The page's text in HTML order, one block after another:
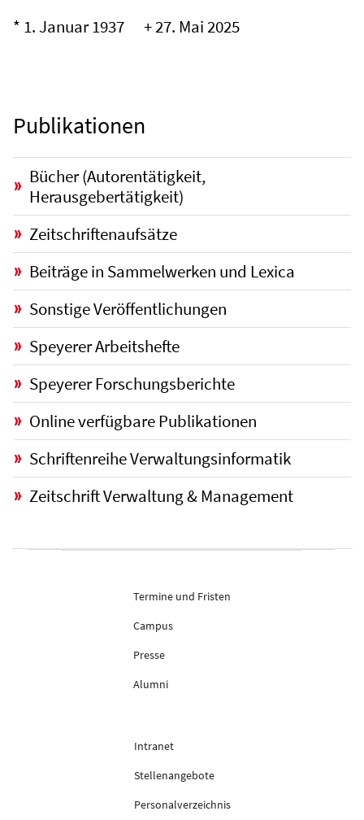
* 1. Januar 1937 + 27. Mai 2025
Publikationen
Bücher (Autorentätigkeit,
Herausgebertätigkeit)
Zeitschriftenaufsätze
Beiträge in Sammelwerken und Lexica
Sonstige Veröffentlichungen
Speyerer Arbeitshefte
Speyerer Forschungsberichte
Online verfügbare Publikationen
Schriftenreihe Verwaltungsinformatik
Zeitschrift Verwaltung & Management
Termine und Fristen
Campus
Presse
Alumni
Intranet
Stellenangebote
Personalverzeichnis